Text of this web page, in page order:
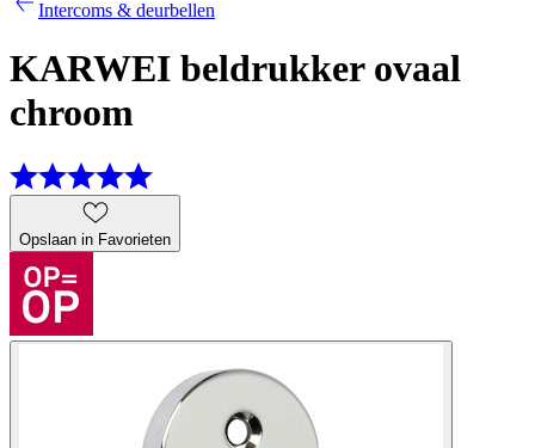
Intercoms & deurbellen
KARWEI beldrukker ovaal
chroom
Opslaan in Favorieten